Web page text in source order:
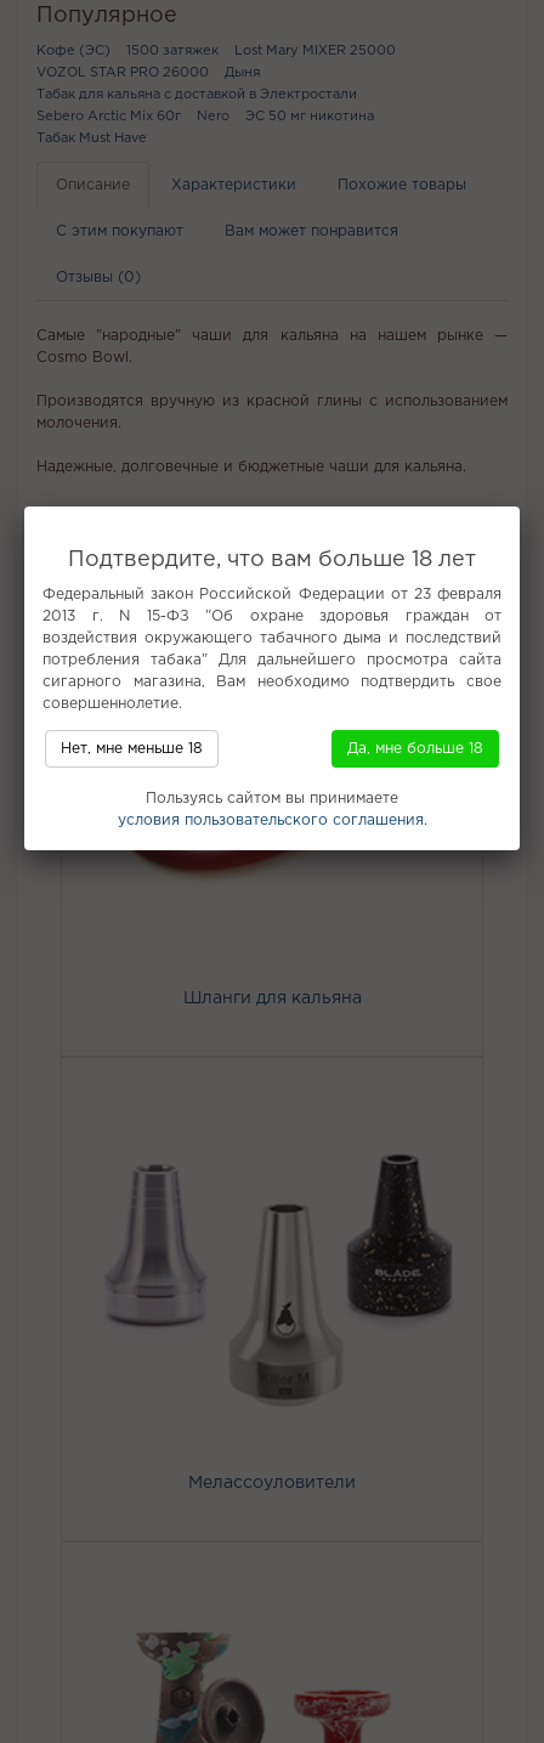
Популярное
Кофе (ЭС) 1500 затяжек
Lost Mary MIXER 25000
VOZOL STAR PRO 26000
Дыня
Табак для кальяна с доставкой в Электростали
Sebero Arctic Mix 60г
Nero
ЭС 50 мг никотина
Табак Must Have
Описание Характеристики Похожие товары
С этим покупают Вам может понравится
Отзывы (0)
Самые "народные" чаши для кальяна на нашем рынке —
Cosmo Bowl.
Производятся вручную из красной глины с использованием
молочения.
Надежные, долговечные и бюджетные чаши для кальяна.
Шланги для кальяна
Мелассоуловители
Подтвердите, что вам больше 18 лет
Федеральный закон Российской Федерации от 23 февраля
2013 г. N 15-ФЗ "Об охране здоровья граждан от
воздействия окружающего табачного дыма и последствий
потребления табака" Для дальнейшего просмотра сайта
сигарного магазина, Вам необходимо подтвердить свое
совершеннолетие.
Нет, мне меньше 18 Да, мне больше 18
Пользуясь сайтом вы принимаете
условия пользовательского соглашения.